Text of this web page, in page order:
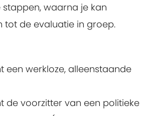
stappen, waarna je kan
tot de evaluatie in groep.
een werkloze, alleenstaande
de voorzitter van een politieke